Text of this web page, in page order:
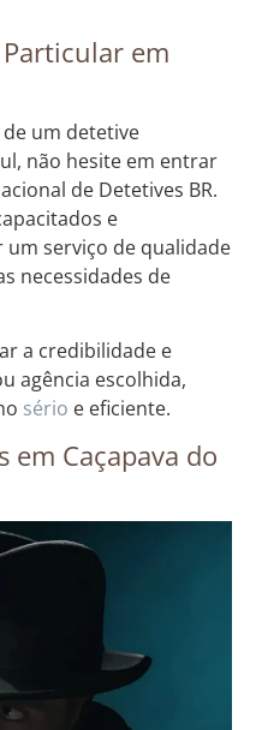
em
de um detetive
não hesite em entrar
de Detetives BR.
e
serviço de qualidade
necessidades de
a credibilidade e
agência escolhida,
sério e eficiente.
em Caçapava do